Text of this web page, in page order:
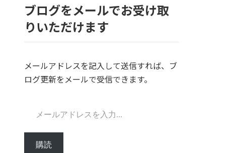
ブログをメールでお受け取
りいただけます
メールアドレスを記入して送信すれば、ブ
ログ更新をメールで受信できます。
購読